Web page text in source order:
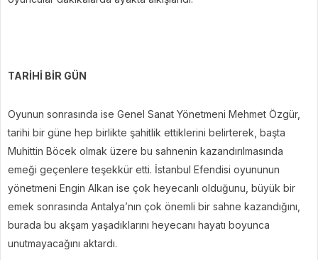
TARİHİ BİR GÜN
Oyunun sonrasında ise Genel Sanat Yönetmeni Mehmet Özgür,
tarihi bir güne hep birlikte şahitlik ettiklerini belirterek, başta
Muhittin Böcek olmak üzere bu sahnenin kazandırılmasında
emeği geçenlere teşekkür etti. İstanbul Efendisi oyununun
yönetmeni Engin Alkan ise çok heyecanlı olduğunu, büyük bir
emek sonrasında Antalya’nın çok önemli bir sahne kazandığını,
burada bu akşam yaşadıklarını heyecanı hayatı boyunca
unutmayacağını aktardı.